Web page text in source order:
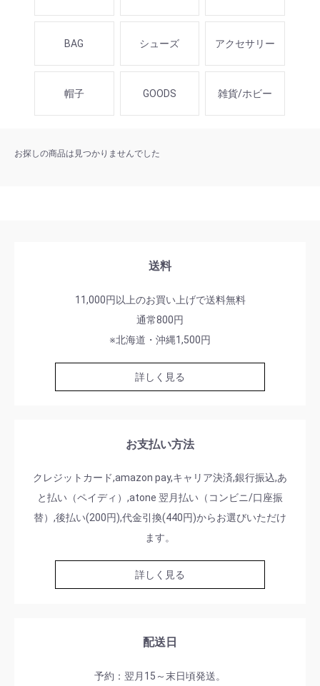
BAG シューズ アクセサリー
帽子 GOODS 雑貨/ホビー
お探しの商品は見つかりませんでした
送料
11,000円以上のお買い上げで送料無料
通常800円
※北海道・沖縄1,500円
詳しく見る
お支払い方法
クレジットカード,amazon pay,キャリア決済,銀行振込,あ
と払い（ペイディ）,atone 翌月払い（コンビニ/口座振
替）,後払い(200円),代金引換(440円)からお選びいただけ
ます。
詳しく見る
配送日
予約：翌月15～末日頃発送。